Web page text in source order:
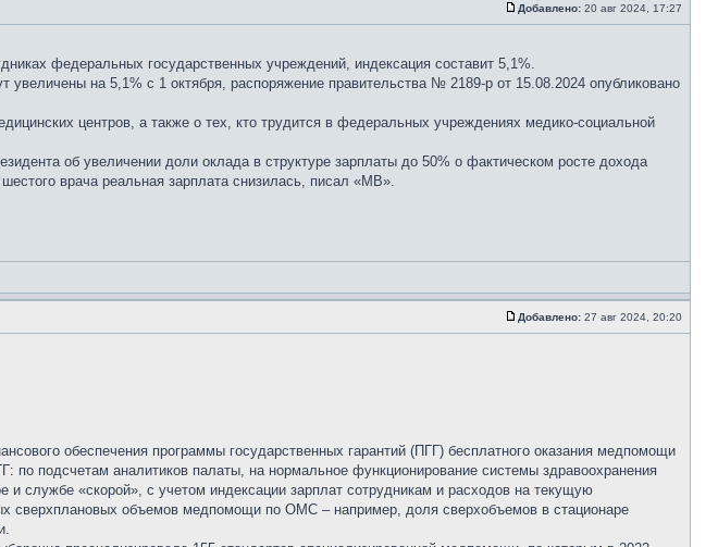
Добавлено: 20 авг 2024, 17:27
федеральных государственных учреждений, индексация составит 5,1%.
на 5,1% с 1 октября, распоряжение правительства № 2189-р от 15.08.2024 опубликовано
центров, а также о тех, кто трудится в федеральных учреждениях медико-социальной
об увеличении доли оклада в структуре зарплаты до 50% о фактическом росте дохода
врача реальная зарплата снизилась, писал «МВ».
Добавлено: 27 авг 2024, 20:20
обеспечения программы государственных гарантий (ПГГ) бесплатного оказания медпомощи
подсчетам аналитиков палаты, на нормальное функционирование системы здравоохранения
службе «скорой», с учетом индексации зарплат сотрудникам и расходов на текущую
сверхплановых объемов медпомощи по ОМС – например, доля сверхобъемов в стационаре